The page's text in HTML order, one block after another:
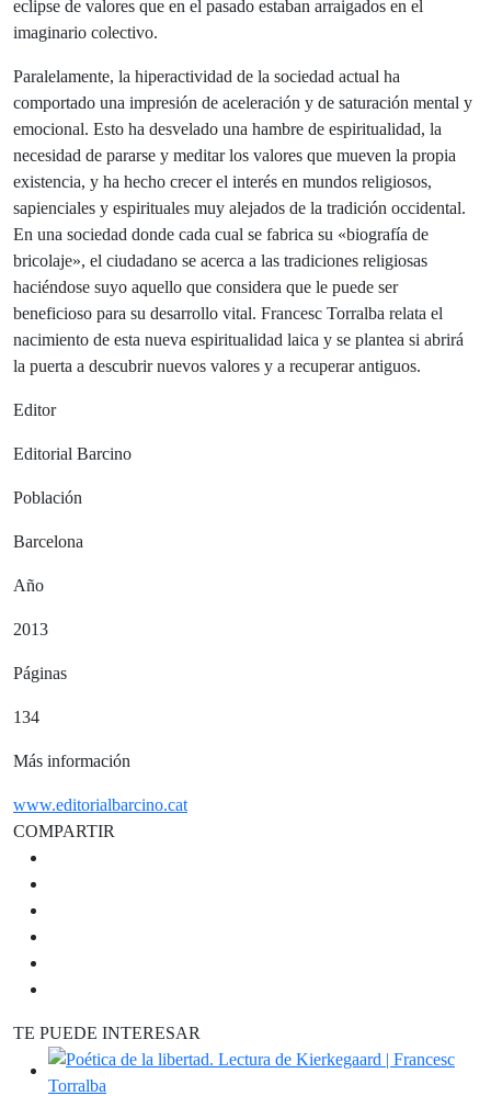
eclipse de valores que en el pasado estaban arraigados en el
imaginario colectivo.
Paralelamente, la hiperactividad de la sociedad actual ha
comportado una impresión de aceleración y de saturación mental y
emocional. Esto ha desvelado una hambre de espiritualidad, la
necesidad de pararse y meditar los valores que mueven la propia
existencia, y ha hecho crecer el interés en mundos religiosos,
sapienciales y espirituales muy alejados de la tradición occidental.
En una sociedad donde cada cual se fabrica su «biografía de
bricolaje», el ciudadano se acerca a las tradiciones religiosas
haciéndose suyo aquello que considera que le puede ser
beneficioso para su desarrollo vital. Francesc Torralba relata el
nacimiento de esta nueva espiritualidad laica y se plantea si abrirá
la puerta a descubrir nuevos valores y a recuperar antiguos.
Editor
Editorial Barcino
Población
Barcelona
Año
2013
Páginas
134
Más información
www.editorialbarcino.cat
COMPARTIR
TE PUEDE INTERESAR